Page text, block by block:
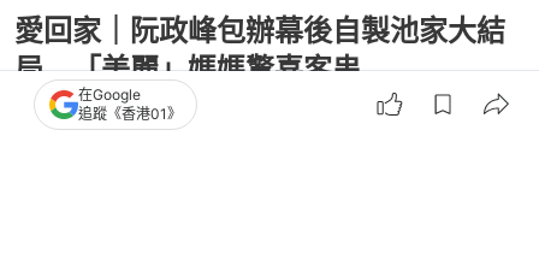
愛回家｜阮政峰包辦幕後自製池家大結
局 「美麗」媽媽驚喜客串
在Google
追蹤《香港01》